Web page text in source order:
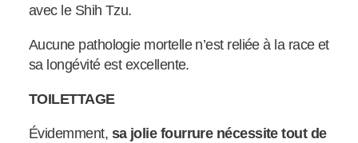
avec le Shih Tzu.
Aucune pathologie mortelle n’est reliée à la race et
sa longévité est excellente.
TOILETTAGE
Évidemment, sa jolie fourrure nécessite tout de